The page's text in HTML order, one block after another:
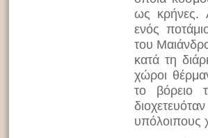
ως κρήνες.
ενός
του
κατά τη
χώροι
το βόρειο
υπόλοιπους